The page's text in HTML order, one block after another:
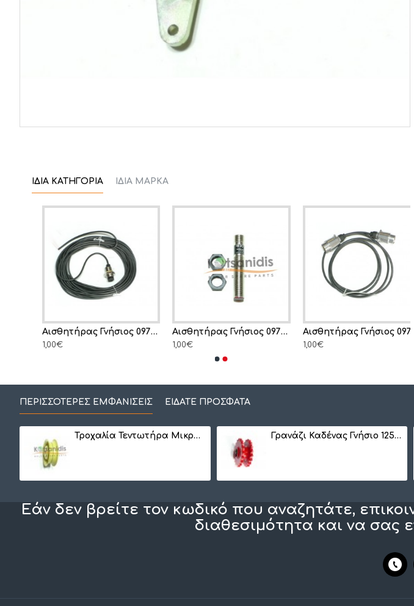
ΊΔΙΑ ΚΑΤΗΓΟΡΊΑ ΊΔΙΑ ΜΆΡΚΑ
Αισθητήρας Γνήσιος 0971392500
1,00€
Αισθητήρας Γνήσιος 0971514100
1,00€
Αισθητήρας Γνήσιος 0972168600
1,00€
ΠΕΡΙΣΣΌΤΕΡΕΣ ΕΜΦΑΝΊΣΕΙΣ ΕΊΔΑΤΕ ΠΡΌΣΦΑΤΑ
Τροχαλία Τεντωτήρα Μικρή BS 1022 Γρανάζι Καδένας Γνήσιο 1257410201
Εάν δεν βρείτε τον κωδικό που αναζητάτε,
διαθεσιμότητα και να σας